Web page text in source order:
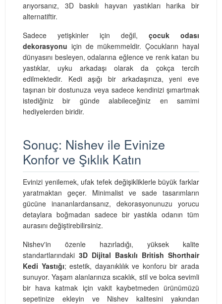
arıyorsanız, 3D baskılı hayvan yastıkları harika bir
alternatiftir.
Sadece yetişkinler için değil, çocuk odası
dekorasyonu için de mükemmeldir. Çocukların hayal
dünyasını besleyen, odalarına eğlence ve renk katan bu
yastıklar, uyku arkadaşı olarak da çokça tercih
edilmektedir. Kedi aşığı bir arkadaşınıza, yeni eve
taşınan bir dostunuza veya sadece kendinizi şımartmak
istediğiniz bir günde alabileceğiniz en samimi
hediyelerden biridir.
Sonuç: Nishev ile Evinize
Konfor ve Şıklık Katın
Evinizi yenilemek, ufak tefek değişikliklerle büyük farklar
yaratmaktan geçer. Minimalist ve sade tasarımların
gücüne inananlardansanız, dekorasyonunuzu yorucu
detaylara boğmadan sadece bir yastıkla odanın tüm
aurasını değiştirebilirsiniz.
Nishev'in özenle hazırladığı, yüksek kalite
standartlarındaki 3D Dijital Baskılı British Shorthair
Kedi Yastığı; estetik, dayanıklılık ve konforu bir arada
sunuyor. Yaşam alanlarınıza sıcaklık, stil ve bolca sevimli
bir hava katmak için vakit kaybetmeden ürünümüzü
sepetinize ekleyin ve Nishev kalitesini yakından